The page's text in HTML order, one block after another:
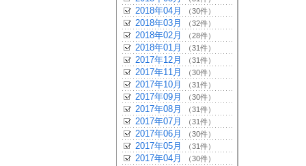
2018年04月 （30件）
2018年03月 （32件）
2018年02月 （28件）
2018年01月 （31件）
2017年12月 （31件）
2017年11月 （30件）
2017年10月 （31件）
2017年09月 （30件）
2017年08月 （31件）
2017年07月 （31件）
2017年06月 （30件）
2017年05月 （31件）
2017年04月 （30件）